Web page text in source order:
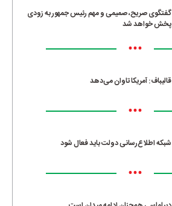
گفتگوی صریح، صمیمی و مهم رئیس جمهور به زودی
پخش خواهد شد
•••
قالیباف: آمریکا تاوان می‌دهد
•••
شبکه اطلاع‌رسانی دولت باید فعال شود
•••